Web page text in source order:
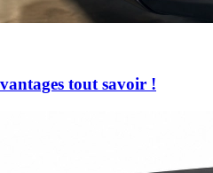
tout savoir !